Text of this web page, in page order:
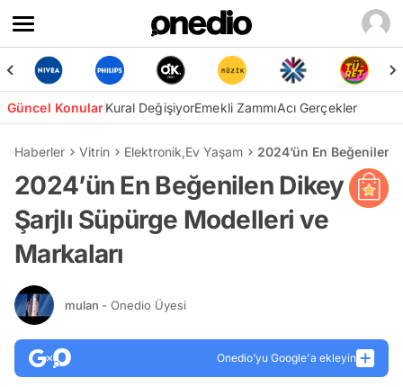
Güncel KonularKural DeğişiyorEmekli ZammıAcı Gerçekler
Haberler Vitrin Elektronik,Ev Yaşam 2024’ün En Beğenilen
2024’ün En Beğenilen Dikey
Şarjlı Süpürge Modelleri ve
Markaları
mulan - Onedio Üyesi
Onedio’yu Google'a ekleyin